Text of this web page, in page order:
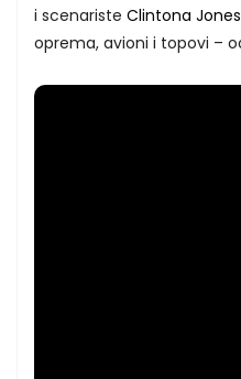
i scenariste Clintona
oprema, avioni i topovi –